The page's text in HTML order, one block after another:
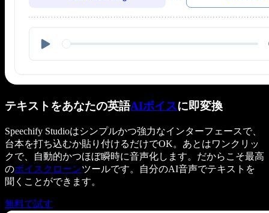
テキストをあなたの英語AIボイスに即変換
Speechify Studioはシンプルかつ強力なインターフェースで、
台本を打ち込むか貼り付けるだけでOK。あとはワンクリッ
クで、自動的かつほぼ瞬時に音声化します。だからこそ最高
のボイスクローンツールです。自分のAI音声でテキストを
聞くことができます。
無料で試す